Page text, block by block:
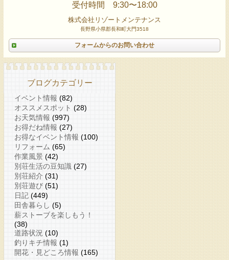
受付時間 9:30〜18:00
株式会社リゾートメンテナンス
長野県小県郡長和町大門3518
フォームからのお問い合わせ
ブログカテゴリー
イベント情報 (82)
オススメスポット (28)
お天気情報 (997)
お得だね情報 (27)
お得なイベント情報 (100)
リフォーム (65)
作業風景 (42)
別荘生活の豆知識 (27)
別荘紹介 (31)
別荘遊び (51)
日記 (449)
田舎暮らし (5)
薪ストーブを楽しもう！
(38)
道路状況 (10)
釣りキチ情報 (1)
開花・見どころ情報 (165)